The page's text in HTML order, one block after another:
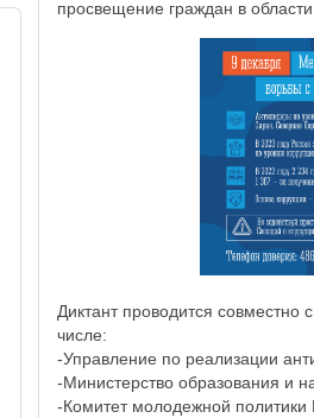
просвещение граждан в
Диктант проводится совместно
числе:
-Управление по реализации
-Министерство образования и
-Комитет молодежной политики